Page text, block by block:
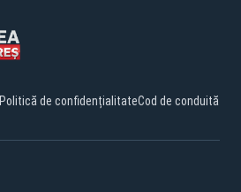
Politică de confidențialitateCod de conduită